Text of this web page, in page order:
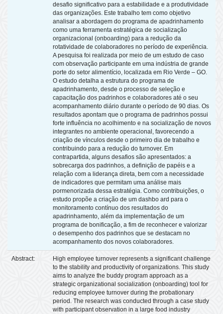
desafio significativo para a estabilidade e a produtividade
das organizações. Este trabalho tem como objetivo
analisar a abordagem do programa de apadrinhamento
como uma ferramenta estratégica de socialização
organizacional (onboarding) para a redução da
rotatividade de colaboradores no período de experiência.
A pesquisa foi realizada por meio de um estudo de caso
com observação participante em uma indústria de grande
porte do setor alimentício, localizada em Rio Verde – GO.
O estudo detalha a estrutura do programa de
apadrinhamento, desde o processo de seleção e
capacitação dos padrinhos e colaboradores até o seu
acompanhamento diário durante o período de 90 dias. Os
resultados apontam que o programa de padrinhos possui
forte influência no acolhimento e na socialização de novos
integrantes no ambiente operacional, favorecendo a
criação de vínculos desde o primeiro dia de trabalho e
contribuindo para a redução do turnover. Em
contrapartida, alguns desafios são apresentados: a
sobrecarga dos padrinhos, a definição de papéis e a
relação com a liderança direta, bem com a necessidade
de indicadores que permitam uma análise mais
pormenorizada dessa estratégia. Como contribuições, o
estudo propõe a criação de um dashbo ard para o
monitoramento contínuo dos resultados do
apadrinhamento, além da implementação de um
programa de bonificação, a fim de reconhecer e valorizar
o desempenho dos padrinhos que se destacam no
acompanhamento dos novos colaboradores.
Abstract:
High employee turnover represents a significant challenge
to the stability and productivity of organizations. This study
aims to analyze the buddy program approach as a
strategic organizational socialization (onboarding) tool for
reducing employee turnover during the probationary
period. The research was conducted through a case study
with participant observation in a large food industry